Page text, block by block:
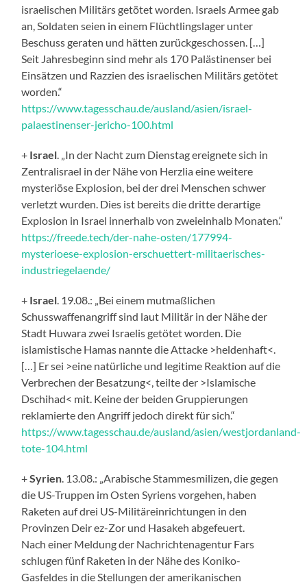
israelischen Militärs getötet worden. Israels Armee gab
an, Soldaten seien in einem Flüchtlingslager unter
Beschuss geraten und hätten zurückgeschossen. […]
Seit Jahresbeginn sind mehr als 170 Palästinenser bei
Einsätzen und Razzien des israelischen Militärs getötet
worden.“
https://www.tagesschau.de/ausland/asien/israel-
palaestinenser-jericho-100.html
+ Israel . „In der Nacht zum Dienstag ereignete sich in
Zentralisrael in der Nähe von Herzlia eine weitere
mysteriöse Explosion, bei der drei Menschen schwer
verletzt wurden. Dies ist bereits die dritte derartige
Explosion in Israel innerhalb von zweieinhalb Monaten.“
https://freede.tech/der-nahe-osten/177994-
mysterioese-explosion-erschuettert-militaerisches-
industriegelaende/
+ Israel . 19.08.: „Bei einem mutmaßlichen
Schusswaffenangriff sind laut Militär in der Nähe der
Stadt Huwara zwei Israelis getötet worden. Die
islamistische Hamas nannte die Attacke >heldenhaft<.
[…] Er sei >eine natürliche und legitime Reaktion auf die
Verbrechen der Besatzung<, teilte der >Islamische
Dschihad< mit. Keine der beiden Gruppierungen
reklamierte den Angriff jedoch direkt für sich.“
https://www.tagesschau.de/ausland/asien/westjordanland-
tote-104.html
+Syrien . 13.08.: „Arabische Stammesmilizen, die gegen
die US-Truppen im Osten Syriens vorgehen, haben
Raketen auf drei US-Militäreinrichtungen in den
Provinzen Deir ez-Zor und Hasakeh abgefeuert.
Nach einer Meldung der Nachrichtenagentur Fars
schlugen fünf Raketen in der Nähe des Koniko-
Gasfeldes in die Stellungen der amerikanischen